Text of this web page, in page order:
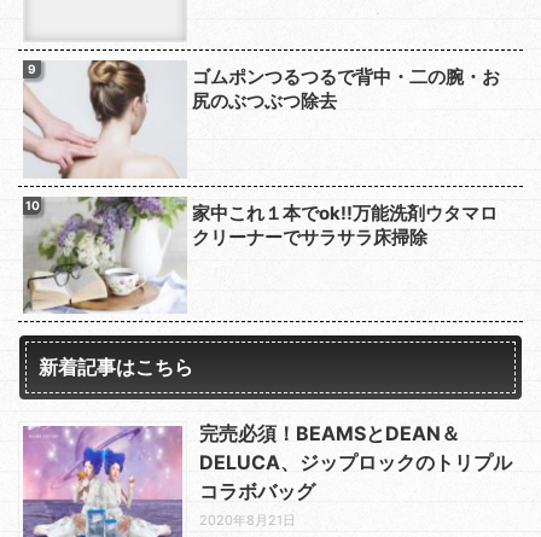
ゴムポンつるつるで背中・二の腕・お
尻のぶつぶつ除去
家中これ１本でok!!万能洗剤ウタマロ
クリーナーでサラサラ床掃除
新着記事はこちら
完売必須！BEAMSとDEAN＆
DELUCA、ジップロックのトリプル
コラボバッグ
2020年8月21日